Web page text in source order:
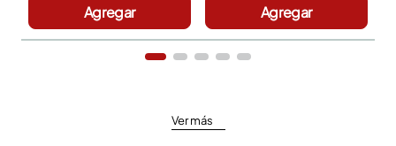
Agregar Agregar
Ver más